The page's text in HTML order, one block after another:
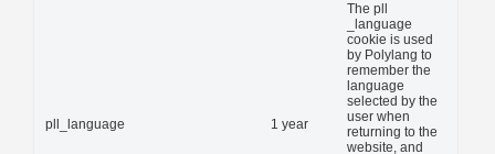
pll_language 1 year
The pll
_language
cookie is used
by Polylang to
remember the
language
selected by the
user when
returning to the
website, and